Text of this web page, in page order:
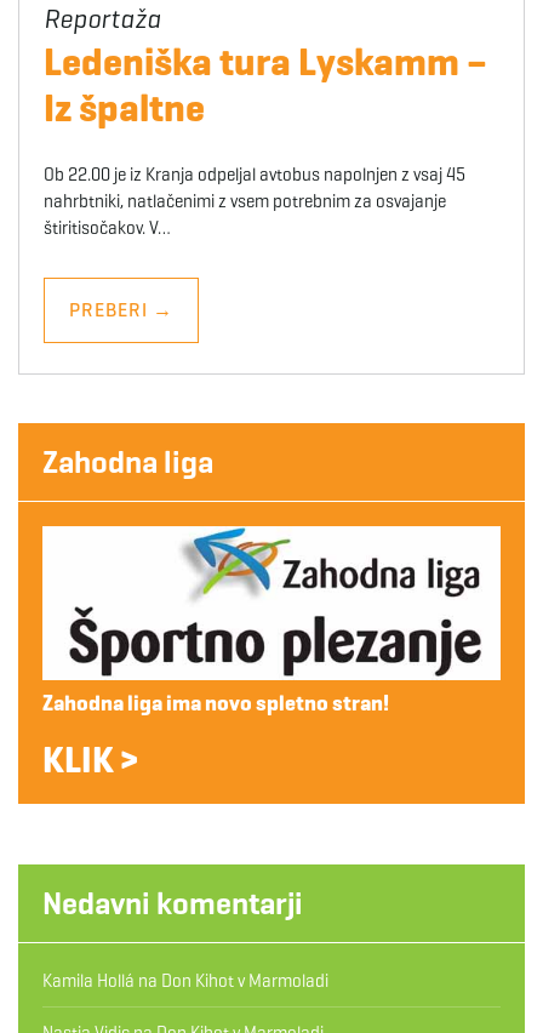
Ledeniška tura Lyskamm –
Iz špaltne
Ob 22.00 je iz Kranja odpeljal avtobus napolnjen z vsaj 45
nahrbtniki, natlačenimi z vsem potrebnim za osvajanje
štiritisočakov. V…
PREBERI →
Zahodna liga
Zahodna liga ima novo spletno stran!
KLIK >
Nedavni komentarji
Kamila Hollá na Don Kihot v Marmoladi